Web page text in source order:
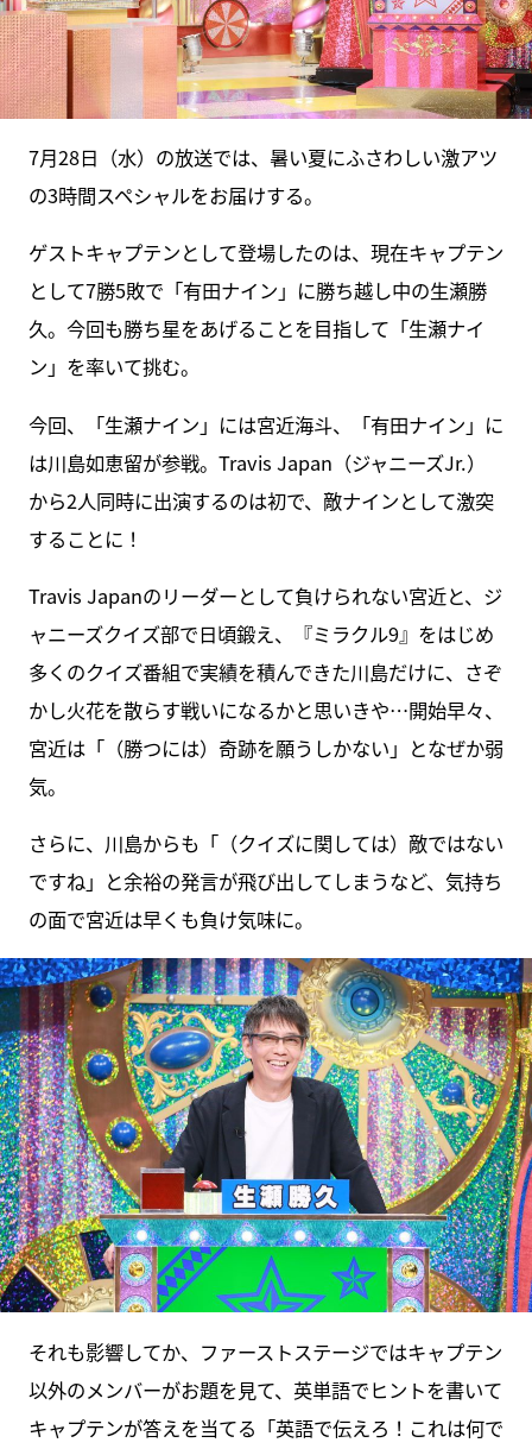
7月28日（水）の放送では、暑い夏にふさわしい激アツ
の3時間スペシャルをお届けする。
ゲストキャプテンとして登場したのは、現在キャプテン
として7勝5敗で「有田ナイン」に勝ち越し中の生瀬勝
久。今回も勝ち星をあげることを目指して「生瀬ナイ
ン」を率いて挑む。
今回、「生瀬ナイン」には宮近海斗、「有田ナイン」に
は川島如恵留が参戦。Travis Japan（ジャニーズJr.）
から2人同時に出演するのは初で、敵ナインとして激突
することに！
Travis Japanのリーダーとして負けられない宮近と、ジ
ャニーズクイズ部で日頃鍛え、『ミラクル9』をはじめ
多くのクイズ番組で実績を積んできた川島だけに、さぞ
かし火花を散らす戦いになるかと思いきや…開始早々、
宮近は「（勝つには）奇跡を願うしかない」となぜか弱
気。
さらに、川島からも「（クイズに関しては）敵ではない
ですね」と余裕の発言が飛び出してしまうなど、気持ち
の面で宮近は早くも負け気味に。
それも影響してか、ファーストステージではキャプテン
以外のメンバーがお題を見て、英単語でヒントを書いて
キャプテンが答えを当てる「英語で伝えろ！これは何で